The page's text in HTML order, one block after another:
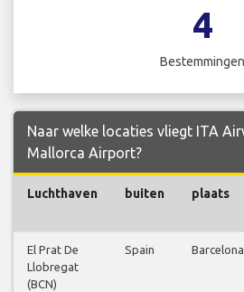
4
Bestemmingen
Naar welke locaties vliegt ITA
Mallorca Airport?
Luchthaven buiten plaats
El Prat De
Llobregat
(BCN)
Spain Barcelona